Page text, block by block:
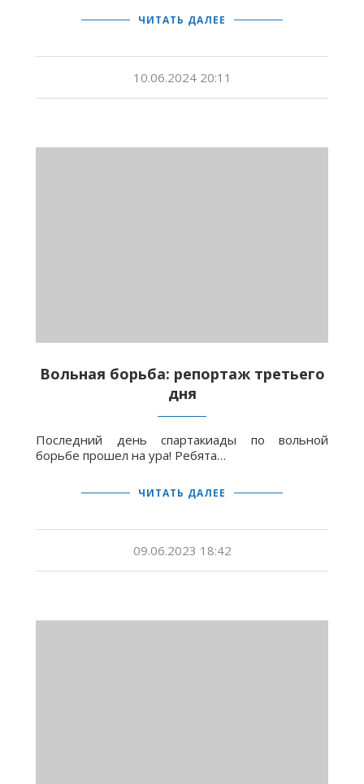
ЧИТАТЬ ДАЛЕЕ
10.06.2024 20:11
Вольная борьба: репортаж третьего
дня
Последний день спартакиады по вольной
борьбе прошел на ура! Ребята…
ЧИТАТЬ ДАЛЕЕ
09.06.2023 18:42